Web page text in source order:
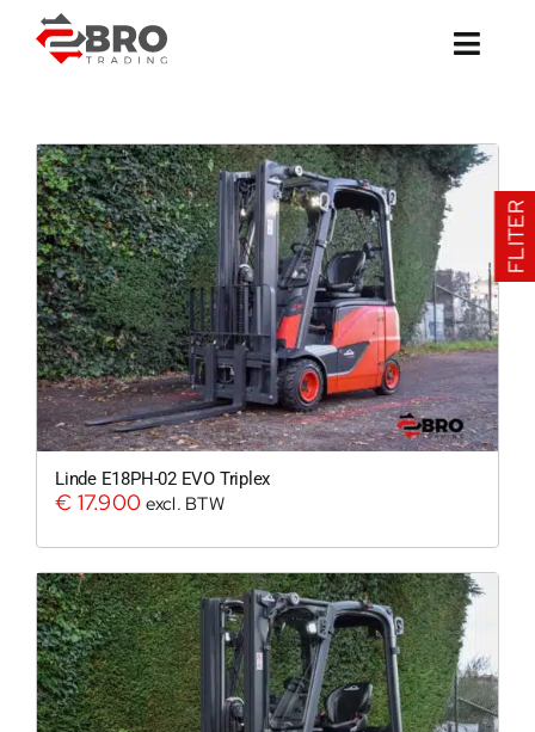
naar
inhoud
Linde E18PH-02 EVO Triplex
€ 17.900 excl. BTW
FLITER